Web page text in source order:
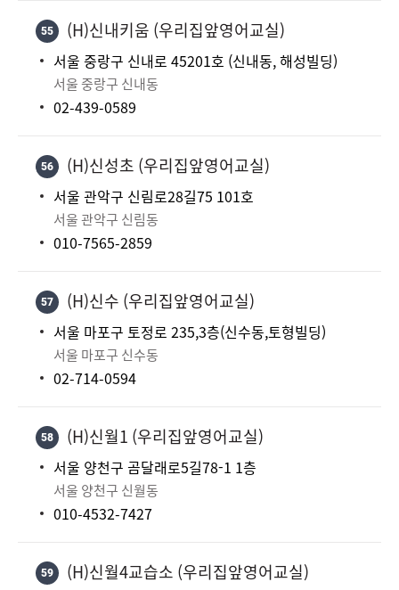
55 (H)신내키움 (우리집앞영어교실)
서울 중랑구 신내로 45201호 (신내동, 해성빌딩)
서울 중랑구 신내동
02-439-0589
56 (H)신성초 (우리집앞영어교실)
서울 관악구 신림로28길75 101호
서울 관악구 신림동
010-7565-2859
57 (H)신수 (우리집앞영어교실)
서울 마포구 토정로 235,3층(신수동,토형빌딩)
서울 마포구 신수동
02-714-0594
58 (H)신월1 (우리집앞영어교실)
서울 양천구 곰달래로5길78-1 1층
서울 양천구 신월동
010-4532-7427
59 (H)신월4교습소 (우리집앞영어교실)